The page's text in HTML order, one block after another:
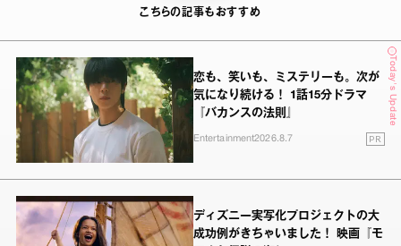
こちらの記事もおすすめ
Today's Update
恋も、笑いも、ミステリーも。次が
気になり続ける！ 1話15分ドラマ
『バカンスの法則』
Entertainment2026.8.7 PR
ディズニー実写化プロジェクトの大
成功例がきちゃいました！ 映画『モ